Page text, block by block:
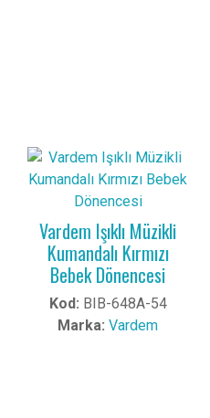
Vardem Işıklı Müzikli
Kumandalı Kırmızı
Bebek Dönencesi
Kod: BIB-648A-54
Marka: Vardem